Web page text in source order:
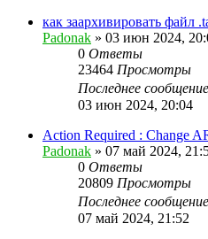
как заархивировать файл
Padonak » 03 июн 2024,
0 Ответы
23464 Просмотры
Последнее сообщение
03 июн 2024, 20:04
Action Required : Change
Padonak » 07 май 2024,
0 Ответы
20809 Просмотры
Последнее сообщение
07 май 2024, 21:52